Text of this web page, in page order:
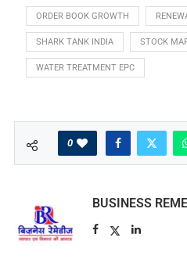
ORDER BOOK GROWTH
SHARK TANK INDIA STOCK
WATER TREATMENT EPC
0
BUSINESS